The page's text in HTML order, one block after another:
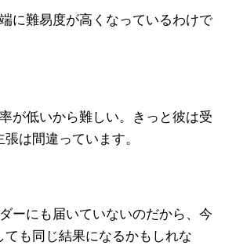
に難易度が高くなっているわけで
が低いから難しい。きっと彼は受
は間違っています。
ーにも届いていないのだから、今
も同じ結果になるかもしれな